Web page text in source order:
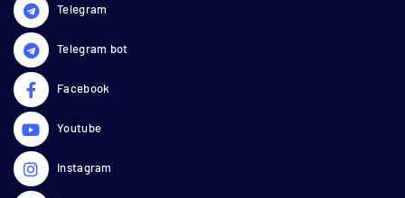
Telegram
Telegram bot
Facebook
Youtube
Instagram